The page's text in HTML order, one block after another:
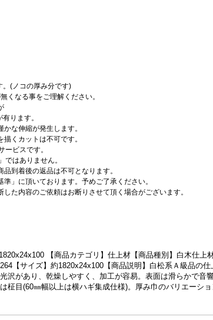
。(ノコの厚み分です)
くなる事をご理解ください。
ります。
な伸縮が発生します。
くカットは不可です。
ービスです。
はありません。
到着後の返品は不可となります。
」に頂いております。予めご了承ください。
た内容のご依頼はお断りさせて頂く場合がございます。
【商品カテゴリ】仕上材【商品種別】白木仕上
【サイズ】約1820x24x100【商品説明】白松系Ａ級品の仕
沢があり、乾燥しやすく、加工が容易。表面は滑らかで音
柾目(60㎜幅以上は横ハギ集成仕様)。厚み巾のバリエーシ